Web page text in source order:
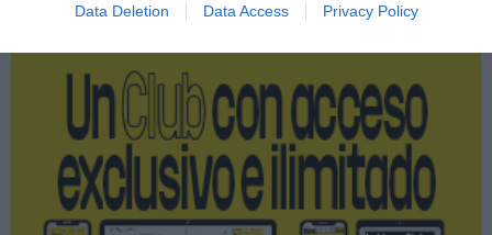
Data Deletion Data Access Privacy Policy
2Playbook Club